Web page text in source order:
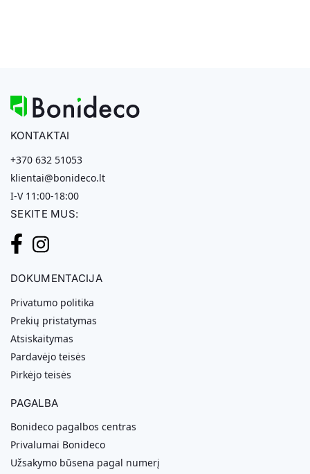
KONTAKTAI
+370 632 51053
klientai@bonideco.lt
I-V 11:00-18:00
SEKITE MUS:
DOKUMENTACIJA
Privatumo politika
Prekių pristatymas
Atsiskaitymas
Pardavėjo teisės
Pirkėjo teisės
PAGALBA
Bonideco pagalbos centras
Privalumai Bonideco
Užsakymo būsena pagal numerį